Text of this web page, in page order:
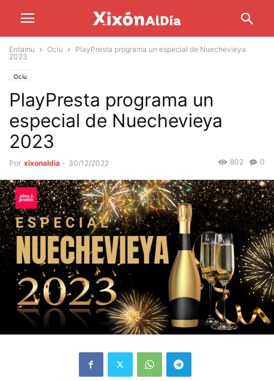
Entamu Ociu
PlayPresta programa un especial de Nuechevieya
2023
Ociu
PlayPresta programa un
especial de Nuechevieya
2023
Por xixonaldia - 30/12/2022 0
802